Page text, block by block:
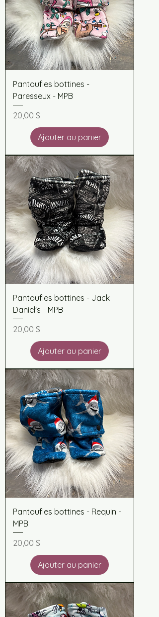
Pantoufles bottines -
Paresseux - MPB
Prix
20,00 $
Ajouter au panier
Pantoufles bottines - Jack
Daniel's - MPB
Prix
20,00 $
Ajouter au panier
Pantoufles bottines - Requin -
MPB
Prix
20,00 $
Ajouter au panier